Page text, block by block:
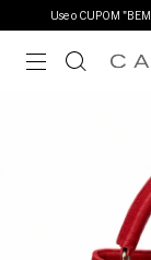
Use o CUPOM